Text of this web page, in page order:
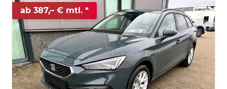
ab 387,– € mtl.